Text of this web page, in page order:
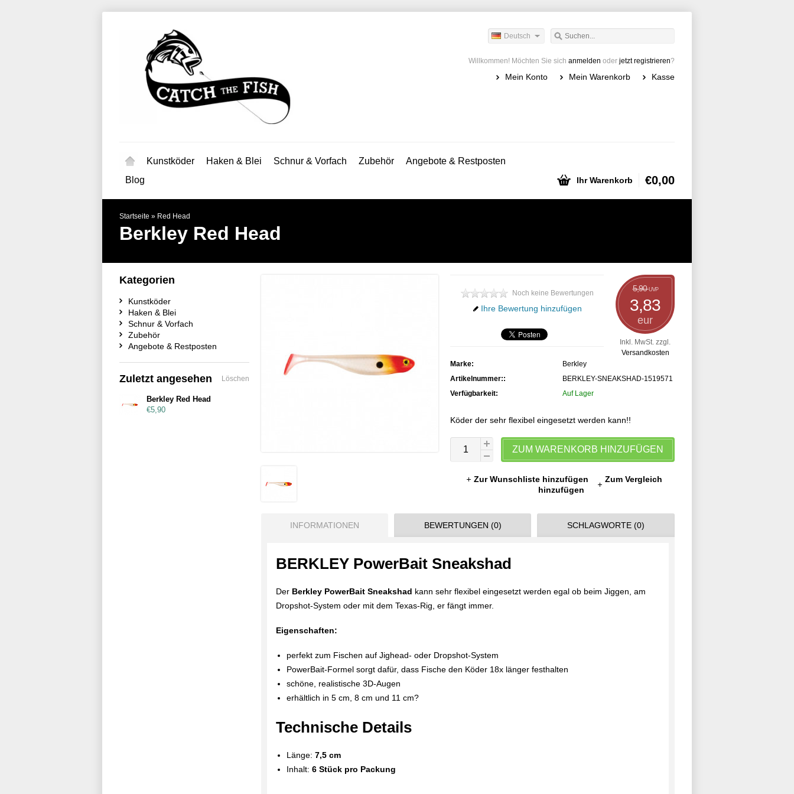
Deutsch
Willkommen! Möchten Sie sich anmelden oder jetzt registrieren?
Mein Konto Mein Warenkorb Kasse
Kunstköder Haken & Blei Schnur & Vorfach Zubehör
Angebote & Restposten
Blog
Ihr Warenkorb €0,00
Startseite » Red Head
Berkley Red Head
5,90UVP
3,83
eur
Inkl. MwSt. zzgl.
Versandkosten
Noch keine Bewertungen
Ihre Bewertung hinzufügen
Marke:
Berkley
Artikelnummer::
BERKLEY-SNEAKSHAD-1519571
Verfügbarkeit:
Auf Lager
Köder der sehr flexibel eingesetzt werden kann!!
ZUM WARENKORB HINZUFÜGEN
Zur Wunschliste hinzufügen
Zum Vergleich
hinzufügen
INFORMATIONEN BEWERTUNGEN (0) SCHLAGWORTE (0)
BERKLEY PowerBait Sneakshad
Der Berkley PowerBait Sneakshad kann sehr flexibel eingesetzt werden egal ob beim Jiggen, am
Dropshot-System oder mit dem Texas-Rig, er fängt immer.
Eigenschaften:
perfekt zum Fischen auf Jighead- oder Dropshot-System
PowerBait-Formel sorgt dafür, dass Fische den Köder 18x länger festhalten
schöne, realistische 3D-Augen
erhältlich in 5 cm, 8 cm und 11 cm?
Technische Details
Länge: 7,5 cm
Inhalt: 6 Stück pro Packung
Kategorien
Kunstköder
Haken & Blei
Schnur & Vorfach
Zubehör
Angebote & Restposten
Zuletzt angesehen Löschen
Berkley Red Head
€5,90